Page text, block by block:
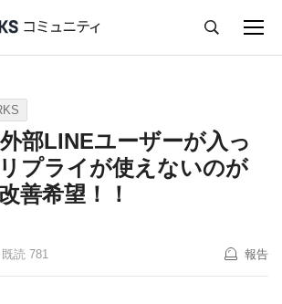
Ideas
部LINEユーザーが入っ
プライが使えないのが
善希望！！
既読 781 報告